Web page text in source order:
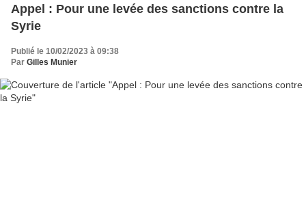
Appel : Pour une levée des sanctions contre la
Syrie
Publié le 10/02/2023 à 09:38
Par Gilles Munier